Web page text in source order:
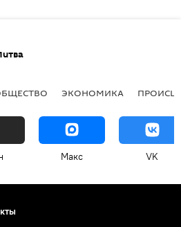
ЭКОНОМИКА
Макс VK